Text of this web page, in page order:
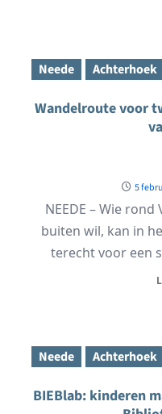
Neede Achterhoek
Wandelroute voor
5
NEEDE – Wie
buiten wil, kan in
terecht voor een
Neede Achterhoek
BIEBlab: kinderen